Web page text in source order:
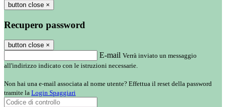
button close ×
Recupero password
button close ×
E-mail Verrà inviato un messaggio
all'indirizzo indicato con le istruzioni necessarie.
Non hai una e-mail associata al nome utente? Effettua il reset della password
tramite la Login Spaggiari